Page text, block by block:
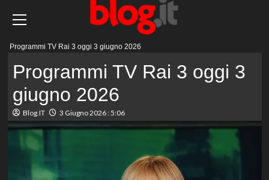
Programmi TV Rai 3 oggi 3 giugno 2026
Programmi TV Rai 3 oggi 3
giugno 2026
Blog.IT 3 Giugno 2026 : 5:06